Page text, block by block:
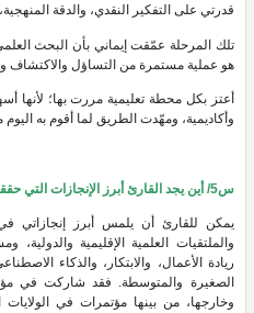
قدرتي على التفكير النقدي، والدقة
تلك المرحلة عمّقت إيماني بأن البحث
هو عملية مستمرة من التساؤل والاكتشاف
أعتز بكل محطة تعليمية مررت بها؛
وأكاديمية، ومهّدت الطريق لما أقوم به
س5/ أين يجد القارئ أبرز الإنجازات التي حققتها في حياتك العلمية والعملية؟
يمكن للقارئ أن يلمس أبرز إنجازاتي
والملتقيات العلمية الإقليمية
ريادة الأعمال، والابتكار، والذكاء
الصغيرة والمتوسطة. فقد شاركت في
وخارجها، من بينها مؤتمرات في الولايات